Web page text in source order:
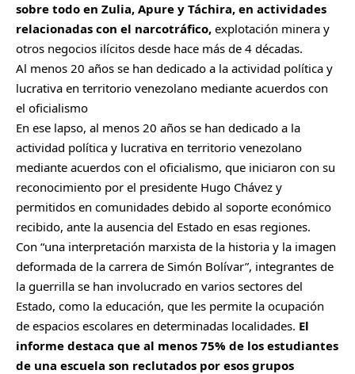
sobre todo en Zulia, Apure y Táchira, en actividades
relacionadas con el narcotráfico, explotación minera y
otros negocios ilícitos desde hace más de 4 décadas.​
Al menos 20 años se han dedicado a la actividad política y
lucrativa en territorio venezolano mediante acuerdos con
el oficialismo
En ese lapso, al menos 20 años se han dedicado a la
actividad política y lucrativa en territorio venezolano
mediante acuerdos con el oficialismo, que iniciaron con su
reconocimiento por el presidente Hugo Chávez y
permitidos en comunidades debido al soporte económico
recibido, ante la ausencia del Estado en esas regiones.
Con “una interpretación marxista de la historia y la imagen
deformada de la carrera de Simón Bolívar”, integrantes de
la guerrilla se han involucrado en varios sectores del
Estado, como la educación, que les permite la ocupación
de espacios escolares en determinadas localidades. El
informe destaca que al menos 75% de los estudiantes
de una escuela son reclutados por esos grupos